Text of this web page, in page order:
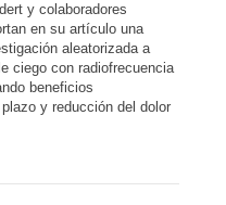
y colaboradores
en su artículo una
aleatorizada a
ciego con radiofrecuencia
beneficios
y reducción del dolor